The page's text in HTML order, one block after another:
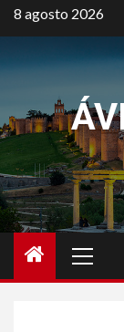
Saltar
al
8 agosto 2026